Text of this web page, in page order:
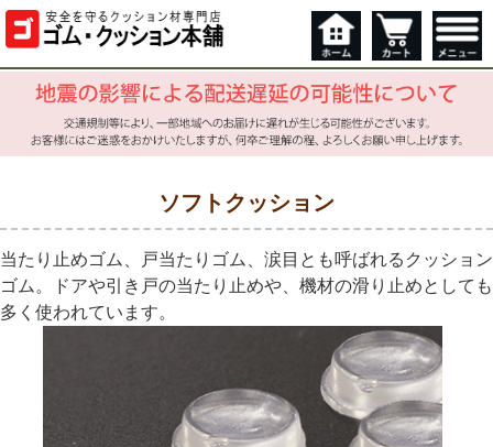
ソフトクッション
当たり止めゴム、戸当たりゴム、涙目とも呼ばれるクッション
ゴム。ドアや引き戸の当たり止めや、機材の滑り止めとしても
多く使われています。